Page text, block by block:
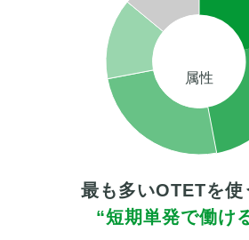
属性
最も多いOTETを使
“短期単発で働け